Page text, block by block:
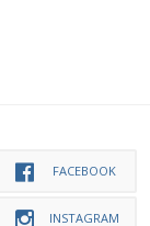
FACEBOOK
INSTAGRAM